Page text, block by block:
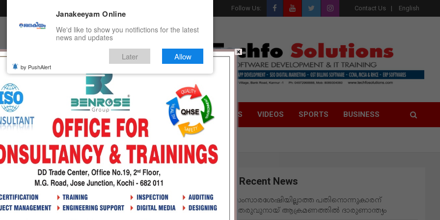
Follow Us: Contact Us English
HEALTH EDUCATION POLITICS VIDEOS SPORTS BUSINESS
ആക്രമണത്തിൽ ഗുരുതര പരിക്ക്
Recent News
സംസാരശേഷിയില്ലാത്ത പതിനൊന്നുകാരന്
തെരുവുനായ് ആക്രമണത്തില്‍ ദാരുണാന്ത്യം
Janakeeyam Online
We'd like to show you notifictions for the latest
news and updates
Later Allow
by PushAlert